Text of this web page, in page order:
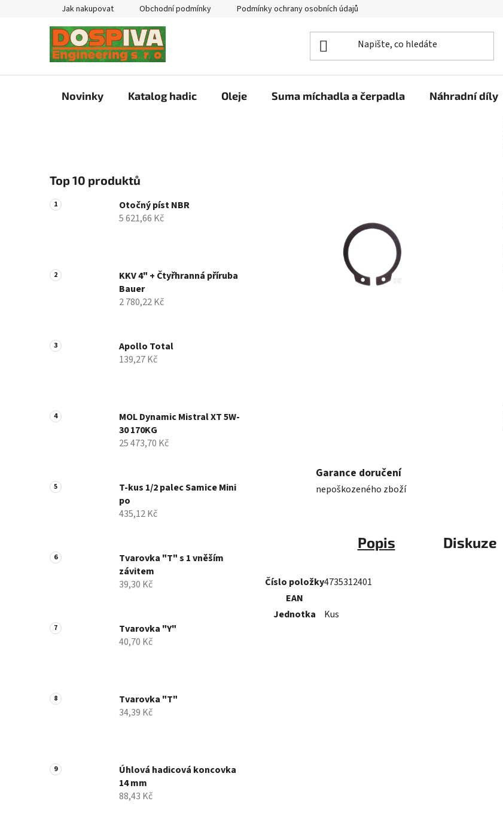
Jak nakupovat Obchodní podmínky Podmínky ochrany osobních údajů
Novinky Katalog hadic Oleje Suma míchadla a čerpadla Náhradní díly
o
s
t
n
n
e
Top 10 produktů
Otočný píst NBR
5 621,66 Kč
KKV 4" + Čtyřhranná příruba
Bauer
2 780,22 Kč
Apollo Total
139,27 Kč
MOL Dynamic Mistral XT 5W-
30 170KG
25 473,70 Kč
T-kus 1/2 palec Samice Mini
po
435,12 Kč
Tvarovka "T" s 1 vněším
závitem
39,30 Kč
Tvarovka "Y"
40,70 Kč
Tvarovka "T"
34,39 Kč
Úhlová hadicová koncovka
14 mm
88,43 Kč
Garance doručení
nepoškozeného zboží
Popis Diskuze
Číslo položky4735312401
EAN
Jednotka
Kus